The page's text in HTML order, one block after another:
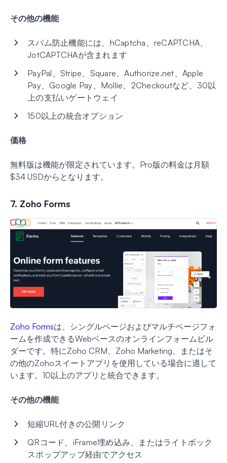
その他の機能
スパム防止機能には、hCaptcha、reCAPTCHA、
JotCAPTCHAが含まれます
PayPal、Stripe、Square、Authorize.net、Apple
Pay、Google Pay、Mollie、2Checkoutなど、30以
上の支払いゲートウェイ
150以上の統合オプション
価格
無料版は機能が限定されています。Pro版の料金は月額
$34 USDからとなります。
7. Zoho Forms
Zoho Formsは、シングルページおよびマルチページフォ
ームを作成できるWebベースのオンラインフォームビル
ダーです。特にZoho CRM、Zoho Marketing、またはそ
の他のZohoスイートアプリを使用している場合に適して
います。10以上のアプリと統合できます。
その他の機能
短縮URL付きの公開リンク
QRコード、iFrame埋め込み、またはライトボック
スポップアップ経由でアクセス